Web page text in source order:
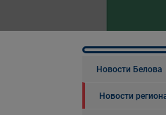
Новости Белова
Новости